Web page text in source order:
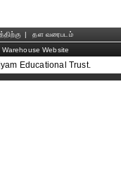
|
தள வரைபடம்
Website
Educational Trust.